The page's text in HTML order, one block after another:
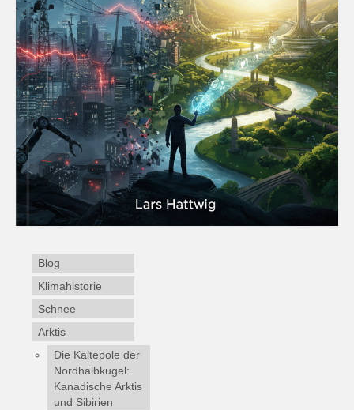
Blog
Klimahistorie
Schnee
Arktis
Die Kältepole der
Nordhalbkugel:
Kanadische Arktis
und Sibirien